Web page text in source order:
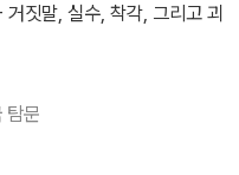
짓말, 실수, 착각, 그리고 괴
탐문